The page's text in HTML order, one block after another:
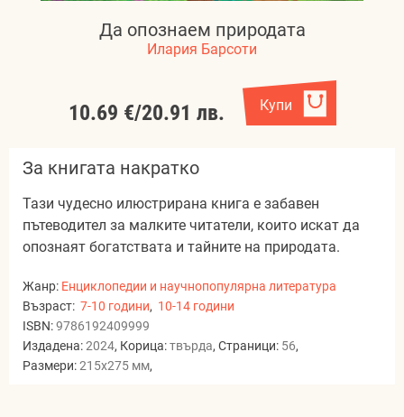
Да опознаем природата
Илария Барсоти
10.69 €/20.91 лв. Купи
За книгата накратко
Тази чудесно илюстрирана книга е забавен
пътеводител за малките читатели, които искат да
опознаят богатствата и тайните на природата.
Жанр: Енциклопедии и научнопопулярна литература
Възраст: 7-10 години, 10-14 години
ISBN:9786192409999
Издадена:2024, Корица:твърда, Страници: 56,
Размери:215x275 мм,